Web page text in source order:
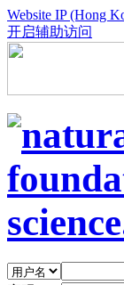
Website IP (Hong
开启辅助访问